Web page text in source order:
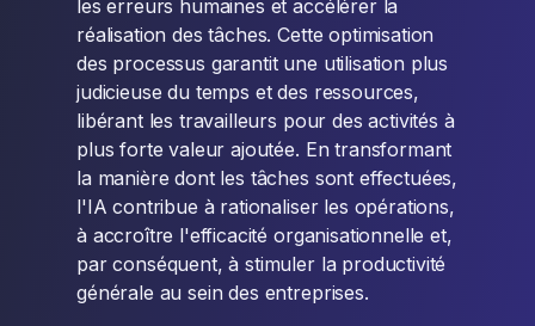
les erreurs humaines et accélérer la
réalisation des tâches. Cette optimisation
des processus garantit une utilisation plus
judicieuse du temps et des ressources,
libérant les travailleurs pour des activités à
plus forte valeur ajoutée. En transformant
la manière dont les tâches sont effectuées,
l'IA contribue à rationaliser les opérations,
à accroître l'efficacité organisationnelle et,
par conséquent, à stimuler la productivité
générale au sein des entreprises.